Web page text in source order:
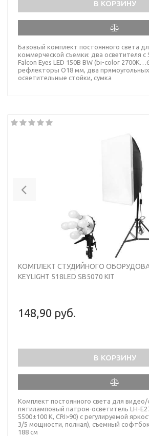
В КОРЗИНУ
Базовый комплект постоянного света
коммерческой съемки: два осветителя
Falcon Eyes LED 150B BW (bi-color
рефлекторы O18 мм, два
осветительные стойки, сумка
КОМПЛЕКТ СТУДИЙНОГО
KEYLIGHT 518LED SB5070 KIT
148,90 руб.
В КОРЗИНУ
Комплект постоянного света для
пятиламповый патрон-осветитель LH-
5500±100 К, CRI>90) с регулируемой
3/5 мощности, полная), съемный
188 см